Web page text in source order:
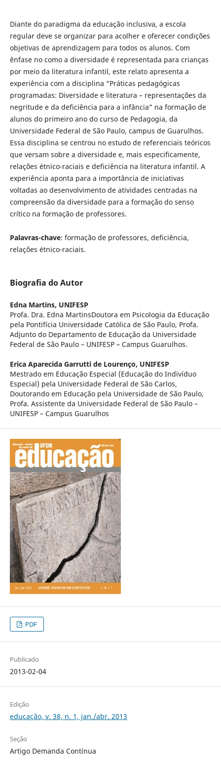
Diante do paradigma da educação inclusiva, a escola
regular deve se organizar para acolher e oferecer condições
objetivas de aprendizagem para todos os alunos. Com
ênfase no como a diversidade é representada para crianças
por meio da literatura infantil, este relato apresenta a
experiência com a disciplina “Práticas pedagógicas
programadas: Diversidade e literatura – representações da
negritude e da deficiência para a infância” na formação de
alunos do primeiro ano do curso de Pedagogia, da
Universidade Federal de São Paulo, campus de Guarulhos.
Essa disciplina se centrou no estudo de referenciais teóricos
que versam sobre a diversidade e, mais especificamente,
relações étnico-raciais e deficiência na literatura infantil. A
experiência aponta para a importância de iniciativas
voltadas ao desenvolvimento de atividades centradas na
compreensão da diversidade para a formação do senso
crítico na formação de professores.
Palavras-chave: formação de professores, deficiência,
relações étnico-raciais.
Biografia do Autor
Edna Martins, UNIFESP
Profa. Dra. Edna MartinsDoutora em Psicologia da Educação
pela Pontifícia Universidade Católica de São Paulo, Profa.
Adjunto do Departamento de Educação da Universidade
Federal de São Paulo – UNIFESP – Campus Guarulhos.
Erica Aparecida Garrutti de Lourenço, UNIFESP
Mestrado em Educação Especial (Educação do Indivíduo
Especial) pela Universidade Federal de São Carlos,
Doutorando em Educação pela Universidade de São Paulo,
Profa. Assistente da Universidade Federal de São Paulo –
UNIFESP – Campus Guarulhos
PDF
Publicado
2013-02-04
Edição
educação, v. 38, n. 1, jan./abr. 2013
Seção
Artigo Demanda Contínua